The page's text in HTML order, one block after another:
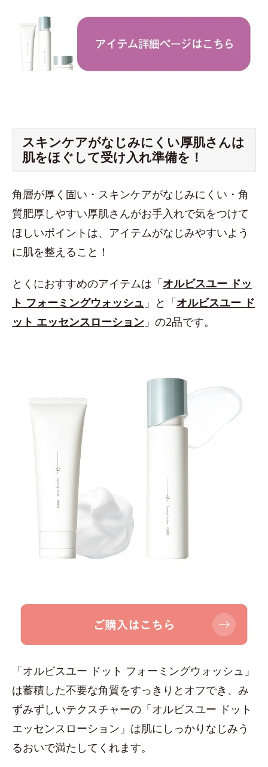
スキンケアがなじみにくい厚肌さんは
肌をほぐして受け入れ準備を！
角層が厚く固い・スキンケアがなじみにくい・角
質肥厚しやすい厚肌さんがお手入れで気をつけて
ほしいポイントは、アイテムがなじみやすいよう
に肌を整えること！
とくにおすすめのアイテムは「オルビスユー ドッ
ト フォーミングウォッシュ 」と「オルビスユー ド
ット エッセンスローション 」の2品です。
「オルビスユー ドット フォーミングウォッシュ」
は蓄積した不要な角質をすっきりとオフでき、み
ずみずしいテクスチャーの「オルビスユー ドット
エッセンスローション」は肌にしっかりなじみう
るおいで満たしてくれます。